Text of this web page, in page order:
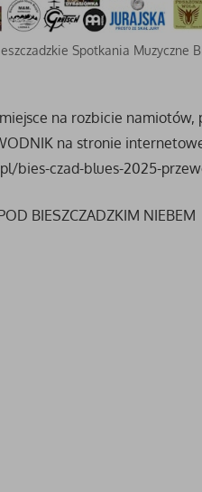
Spotkania Muzyczne
na rozbicie
na stronie
bies-czad-blues-2025-
BIESZCZADZKIM NIEBEM